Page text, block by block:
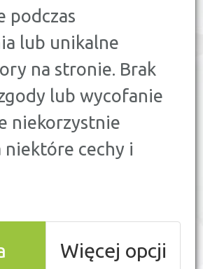
podczas
lub unikalne
na stronie. Brak
lub wycofanie
niekorzystnie
niektóre cechy i
Więcej opcji
SAMOCHODOWY
[ZŁ]